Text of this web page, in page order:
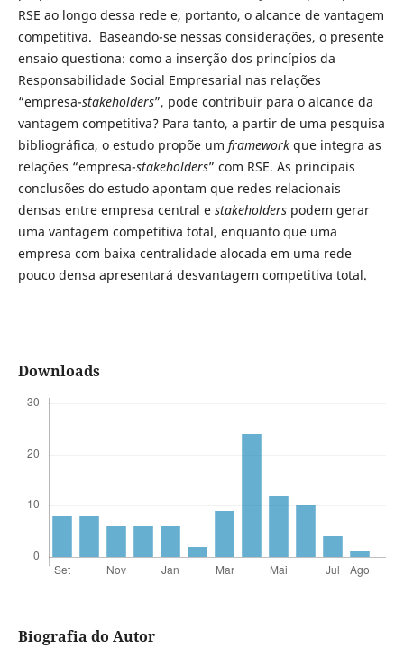
RSE ao longo dessa rede e, portanto, o alcance de vantagem
competitiva. Baseando-se nessas considerações, o presente
ensaio questiona: como a inserção dos princípios da
Responsabilidade Social Empresarial nas relações
“empresa-stakeholders”, pode contribuir para o alcance da
vantagem competitiva? Para tanto, a partir de uma pesquisa
bibliográfica, o estudo propõe um frameworkque integra as
relações “empresa-stakeholders” com RSE. As principais
conclusões do estudo apontam que redes relacionais
densas entre empresa central e stakeholderspodem gerar
uma vantagem competitiva total, enquanto que uma
empresa com baixa centralidade alocada em uma rede
pouco densa apresentará desvantagem competitiva total.
Downloads
Biografia do Autor